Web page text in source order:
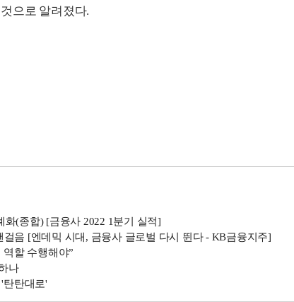
으로 알려졌다.
(종합) [금융사 2022 1분기 실적]
음 [엔데믹 시대, 금융사 글로벌 다시 뛴다 - KB금융지주]
할 수행해야”
나
탄탄대로'